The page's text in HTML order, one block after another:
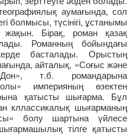
аумағында, сол
болмысы, түсінігі, ұстанымы
Бірақ, роман қазақ
Романның бойындағы
басталады. Орыстың
айталық, «Соғыс және
т.б. романдарына
империяның өзектен
қатысты шығарма. Бұл
кллассикалық шығарманың
болу шартына үйлесе
тілге қатысты